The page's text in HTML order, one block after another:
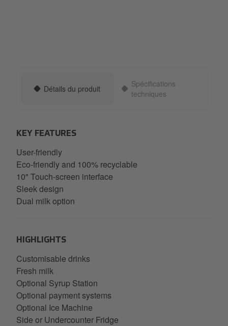
Détails du produit
Spécifications
techniques
KEY FEATURES
User-friendly
Eco-friendly and 100% recyclable
10" Touch-screen interface
Sleek design
Dual milk option
HIGHLIGHTS
Customisable drinks
Fresh milk
Optional Syrup Station
Optional payment systems
Optional Ice Machine
Side or Undercounter Fridge